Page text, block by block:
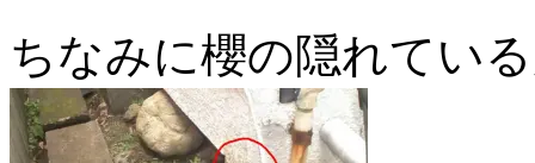
ちなみに櫻の隠れてい